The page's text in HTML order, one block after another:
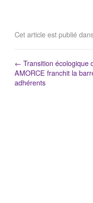
Cet article est publié
← Transition écologique
AMORCE franchit la
adhérents